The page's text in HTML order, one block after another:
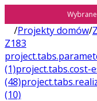
/Projekty domów/
Z183
(1)project.tabs.cost-
(48)
(10)